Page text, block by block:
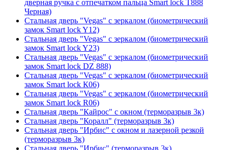
дверная ручка с отпечатком пальца Smart lock T888
Черная)
Стальная дверь "Vegas" с зеркалом (биометрический
замок Smart lock Y12)
Стальная дверь "Vegas" с зеркалом (биометрический
замок Smart lock Y23)
Стальная дверь "Vegas" с зеркалом (биометрический
замок Smart lock DZ 888)
Стальная дверь "Vegas" с зеркалом (биометрический
замок Smart lock К06)
Стальная дверь "Vegas" с зеркалом (биометрический
замок Smart lock R06)
Стальная дверь "Кайрос" с окном (терморазрыв 3к)
Стальная дверь "Коралл" (терморазрыв 3к)
Стальная дверь "Ирбис" с окном и лазерной резкой
(терморазрыв 3к)